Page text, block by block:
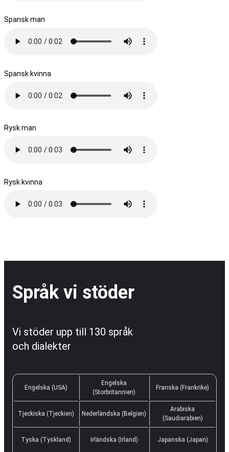
Spansk man
Spansk kvinna
Rysk man
Rysk kvinna
Språk vi stöder
Vi stöder upp till 130 språk
och dialekter
Engelska (USA)
Engelska
(Storbritannien)
Franska (Frankrike)
Tjeckiska (Tjeckien) Nederländska (Belgien)
Arabiska
(Saudiarabien)
Tyska (Tyskland) Irländska (Irland) Japanska (Japan)